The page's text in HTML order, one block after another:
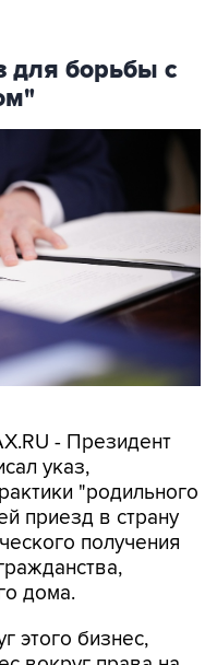
для борьбы с
- Президент
указ,
"родильного
приезд в страну
получения
дома.
этого бизнес,